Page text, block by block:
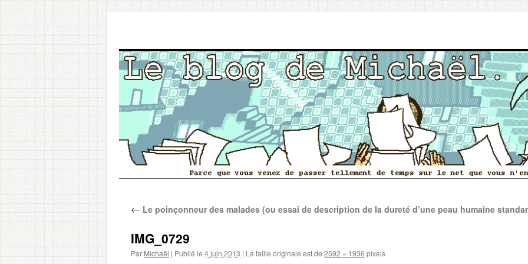
contenu
← Le poinçonneur des malades (ou essai de description de la dureté d’une peau humaine
IMG_0729
Par Michaël | Publié le 4 juin 2013 | La taille originale est de 2592 × 1936 pixels